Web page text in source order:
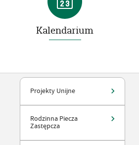
Kalendarium
Projekty Unijne
Rodzinna Piecza
Zastępcza